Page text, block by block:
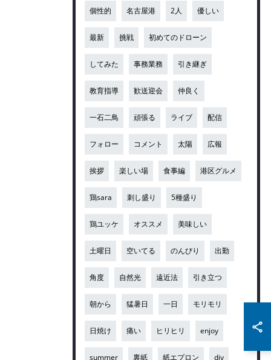
個性的 名古屋港 2人 優しい
最新 挑戦 初めてのドローン
してみた 事務業務 引き継ぎ
教育指導 歓送迎会 仲良く
一石二鳥 頑張る ライブ 配信
フォロー コメント 太陽 広報
挨拶 楽しい場 食事編 港区グルメ
鶏sara 刺し盛り 5種盛り
鶏ユッケ オススメ 美味しい
土曜日 空いてる のんびり 出勤
角度 自然光 遠近法 引き立つ
朝から 猛暑日 一日 モリモリ
日焼け 痛い ヒリヒリ enjoy
summer 裏紙 紙エプロン diy